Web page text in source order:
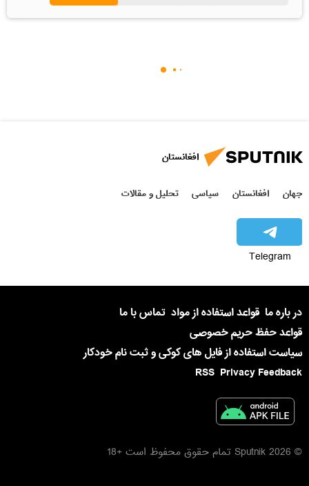
افغانستان
جهان افغانستان سیاسی تحلیل و مقالات
Telegram
در باره ما قواعد استفاده از مواد تماس با ما
قواعد حفظ حریم خصوصی
سیاست استفاده از فایل های کوکی و ثبت نام خودکار
Privacy Feedback
RSS
© 2026 Sputnik تمام حقوق محفوظ است +18